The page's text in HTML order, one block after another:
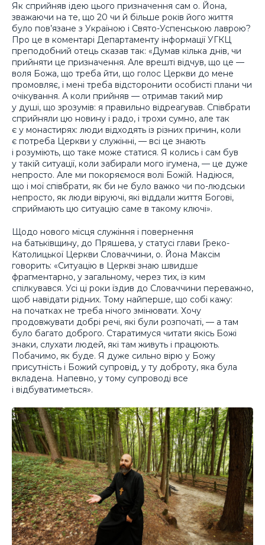
Як сприйняв ідею цього призначення сам о. Йона,
зважаючи на те, що 20 чи й більше років його життя
було пов’язане з Україною і Свято-Успенською лаврою?
Про це в коментарі Департаменту інформації УГКЦ
преподобний отець сказав так: «Думав кілька днів, чи
прийняти це призначення. Але врешті відчув, що це —
воля Божа, що треба йти, що голос Церкви до мене
промовляє, і мені треба відсторонити особисті плани чи
очікування. А коли прийняв — отримав такий мир
у душі, що зрозумів: я правильно відреагував. Співбрати
сприйняли цю новину і радо, і трохи сумно, але так
є у монастирях: люди відходять із різних причин, коли
є потреба Церкви у служінні, — всі це знають
і розуміють, що таке може статися. Я колись і сам був
у такій ситуації, коли забирали мого ігумена, — це дуже
непросто. Але ми покоряємося волі Божій. Надіюся,
що і мої співбрати, як би не було важко чи по-людськи
непросто, як люди віруючі, які віддали життя Богові,
сприймають цю ситуацію саме в такому ключі».
Щодо нового місця служіння і повернення
на батьківщину, до Пряшева, у статусі глави Греко-
Католицької Церкви Словаччини, о. Йона Максім
говорить: «Ситуацію в Церкві знаю швидше
фрагментарно, у загальному, через тих, із ким
спілкувався. Усі ці роки їздив до Словаччини переважно,
щоб навідати рідних. Тому найперше, що собі кажу:
на початках не треба нічого змінювати. Хочу
продовжувати добрі речі, які були розпочаті, — а там
було багато доброго. Старатимуся читати якісь Божі
знаки, слухати людей, які там живуть і працюють.
Побачимо, як буде. Я дуже сильно вірю у Божу
присутність і Божий супровід, у ту доброту, яка була
вкладена. Напевно, у тому супроводі все
і відбуватиметься».